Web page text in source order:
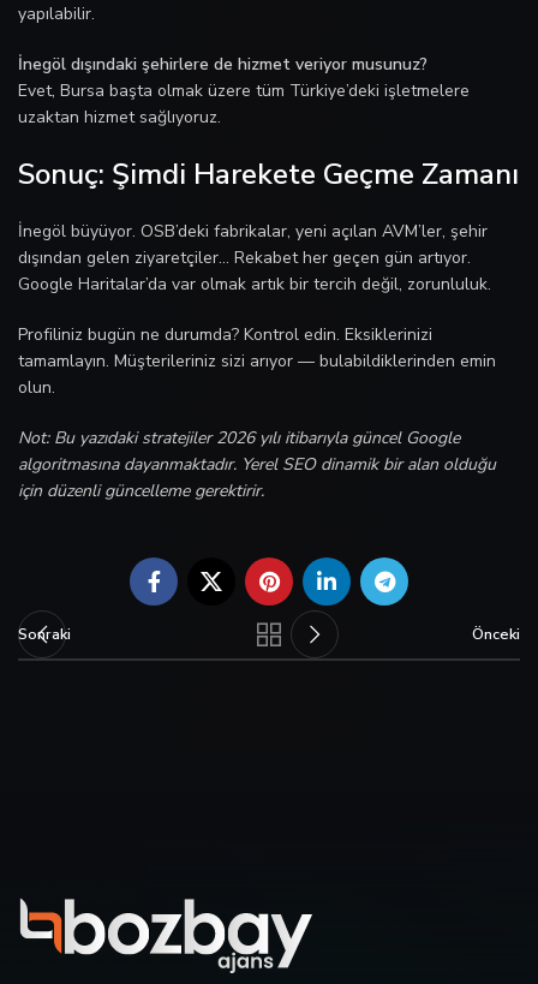
yapılabilir.
İnegöl dışındaki şehirlere de hizmet veriyor musunuz?
Evet, Bursa başta olmak üzere tüm Türkiye’deki işletmelere
uzaktan hizmet sağlıyoruz.
Sonuç: Şimdi Harekete Geçme Zamanı
İnegöl büyüyor. OSB’deki fabrikalar, yeni açılan AVM’ler, şehir
dışından gelen ziyaretçiler… Rekabet her geçen gün artıyor.
Google Haritalar’da var olmak artık bir tercih değil, zorunluluk.
Profiliniz bugün ne durumda? Kontrol edin. Eksiklerinizi
tamamlayın. Müşterileriniz sizi arıyor — bulabildiklerinden emin
olun.
Not: Bu yazıdaki stratejiler 2026 yılı itibarıyla güncel Google
algoritmasına dayanmaktadır. Yerel SEO dinamik bir alan olduğu
için düzenli güncelleme gerektirir.
Sonraki Önceki